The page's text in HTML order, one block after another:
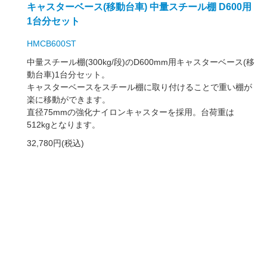
キャスターベース(移動台車) 中量スチール棚 D600用
1台分セット
HMCB600ST
中量スチール棚(300kg/段)のD600mm用キャスターベース(移
動台車)1台分セット。
キャスターベースをスチール棚に取り付けることで重い棚が
楽に移動ができます。
直径75mmの強化ナイロンキャスターを採用。台荷重は
512kgとなります。
32,780円(税込)